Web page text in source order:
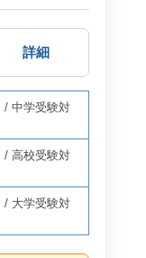
詳細
/中学受験対
/高校受験対
/大学受験対